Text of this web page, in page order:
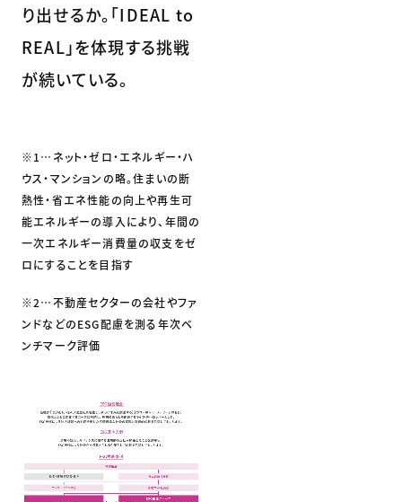
り出せるか。「IDEAL to
REAL」を体現する挑戦
が続いている。
※1…ネット・ゼロ・エネルギー・ハ
ウス・マンションの略。住まいの断
熱性・省エネ性能の向上や再生可
能エネルギーの導入により、年間の
一次エネルギー消費量の収支をゼ
ロにすることを目指す
※2…不動産セクターの会社やファ
ンドなどのESG配慮を測る年次ベ
ンチマーク評価